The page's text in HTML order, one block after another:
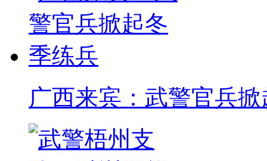
广西来宾：武警官兵